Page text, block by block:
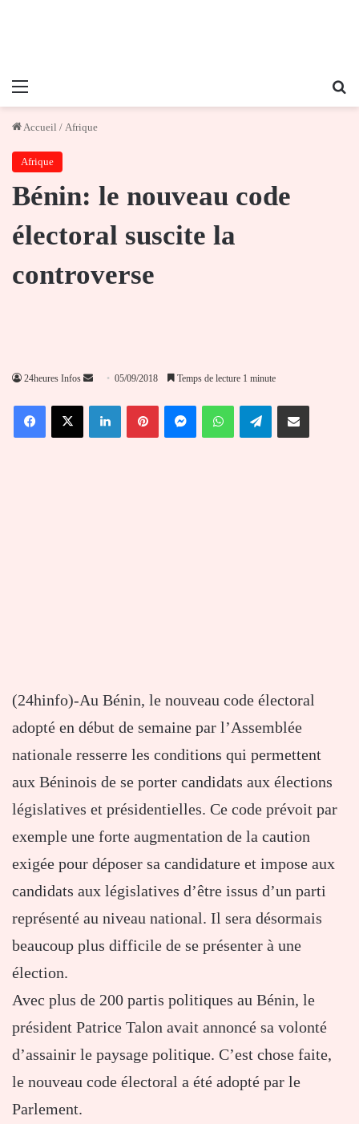
Menu
Accueil / Afrique
Afrique
Bénin: le nouveau code
électoral suscite la
controverse
24heures Infos
Envoyer
courriel
05/09/2018 Temps de lecture 1 minute
FacebookX LinkedinPinterestMessengerWhatsAppTelegramPartager par email
(24hinfo)-Au Bénin, le nouveau code électoral
adopté en début de semaine par l’Assemblée
nationale resserre les conditions qui permettent
aux Béninois de se porter candidats aux élections
législatives et présidentielles. Ce code prévoit par
exemple une forte augmentation de la caution
exigée pour déposer sa candidature et impose aux
candidats aux législatives d’être issus d’un parti
représenté au niveau national. Il sera désormais
beaucoup plus difficile de se présenter à une
élection.
Avec plus de 200 partis politiques au Bénin, le
président Patrice Talon avait annoncé sa volonté
d’assainir le paysage politique. C’est chose faite,
le nouveau code électoral a été adopté par le
Parlement.